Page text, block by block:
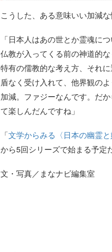
こうした、ある意味いい加減
「日本人はあの世とか霊魂に
仏教が入ってくる前の神道的
特有の儒教的な考え方、それ
盾なく受け入れて、他界観の
加減。ファジーなんです。だ
て楽しんだんですね」
「文学からみる〈日本の幽霊
から5回シリーズで始まる予定だ
文・写真／まなナビ編集室